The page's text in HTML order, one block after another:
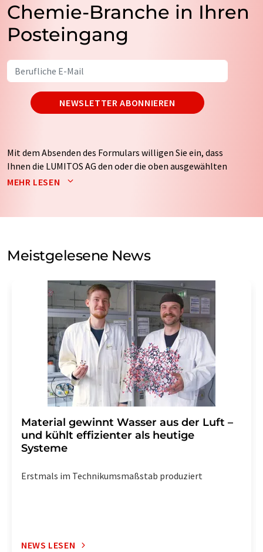
Chemie-Branche in Ihren
Posteingang
NEWSLETTER ABONNIEREN
Mit dem Absenden des Formulars willigen Sie ein, dass
Ihnen die LUMITOS AG den oder die oben ausgewählten
Newsletter per E-Mail zusendet. Ihre Daten werden
auf Basis unsererDatenschutzerklärung. LUMITOS darf
Meinungsforschung per E-Mail kontaktieren. Ihre
Einwilligung können Sie jederzeit ohne Angabe von
Str. 2, 12489 Berlin oder per E-Mail unter
widerruf@lumitos.commit Wirkung für die Zukunft
widerrufen. Zudem ist in jeder E-Mail ein Link zur
Abbestellung des entsprechenden Newsletters
enthalten.
MEHR LESEN
Meistgelesene News
Material gewinnt Wasser aus der Luft –
und kühlt effizienter als heutige
Systeme
Erstmals im Technikumsmaßstab produziert
NEWS LESEN